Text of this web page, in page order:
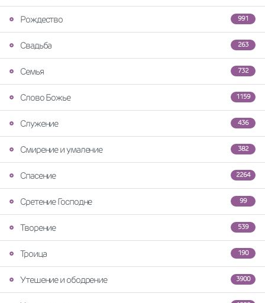
991
Рождество
263
Свадьба
732
Семья
1159
Слово Божье
436
Служение
382
Смирение и умаление
2264
Спасение
99
Сретение Господне
539
Творение
190
Троица
3900
Утешение и ободрение